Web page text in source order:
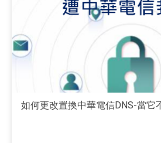
如何更改置換中華電信DNS-當它